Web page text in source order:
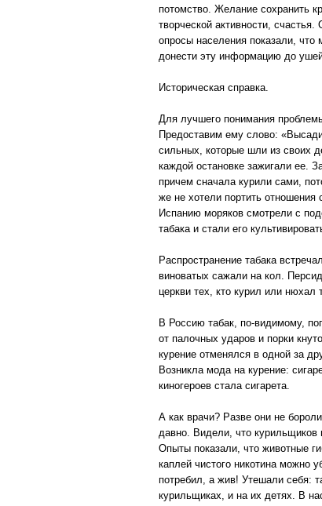
потомство. Желание сохранить
творческой активности,
опросы населения показали,
донести эту информацию до
Историческая справка.
Для лучшего понимания
Предоставим ему слово:
сильных, которые шли из своих
каждой остановке зажигали ее.
причем сначала курили сами,
же не хотели портить
Испанию моряков смотрели с
табака и стали его
Распространение табака
виноватых сажали на кол.
церкви тех, кто курил или
В Россию табак, по-видимому,
от палочных ударов и порки
курение отменялся в одной за
Возникла мода на курение:
киногероев стала сигарета.
А как врачи? Разве они не
давно. Видели, что курильщиков
Опыты показали, что животные
каплей чистого никотина можно
потребил, а жив! Утешали себя:
курильщиках, и на их детях. В